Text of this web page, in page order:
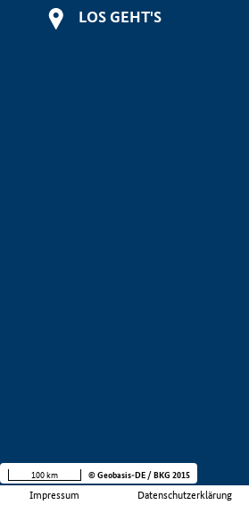
LOS GEHT'S
Impressum Datenschutzerklärung
100 km © Geobasis-DE / BKG 2015